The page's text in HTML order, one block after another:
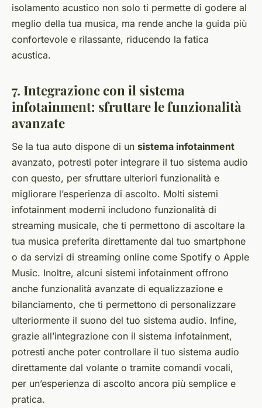
isolamento acustico non solo ti permette di godere al
meglio della tua musica, ma rende anche la guida più
confortevole e rilassante, riducendo la fatica
acustica.
7. Integrazione con il sistema
infotainment: sfruttare le funzionalità
avanzate
Se la tua auto dispone di un sistema infotainment
avanzato, potresti poter integrare il tuo sistema audio
con questo, per sfruttare ulteriori funzionalità e
migliorare l’esperienza di ascolto. Molti sistemi
infotainment moderni includono funzionalità di
streaming musicale, che ti permettono di ascoltare la
tua musica preferita direttamente dal tuo smartphone
o da servizi di streaming online come Spotify o Apple
Music. Inoltre, alcuni sistemi infotainment offrono
anche funzionalità avanzate di equalizzazione e
bilanciamento, che ti permettono di personalizzare
ulteriormente il suono del tuo sistema audio. Infine,
grazie all’integrazione con il sistema infotainment,
potresti anche poter controllare il tuo sistema audio
direttamente dal volante o tramite comandi vocali,
per un’esperienza di ascolto ancora più semplice e
pratica.